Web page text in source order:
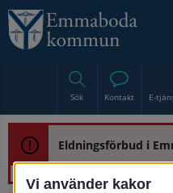
Sök Kontakt E-
Eldningsförbud i
Vi använder kakor